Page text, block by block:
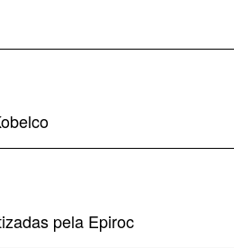
pela Epiroc